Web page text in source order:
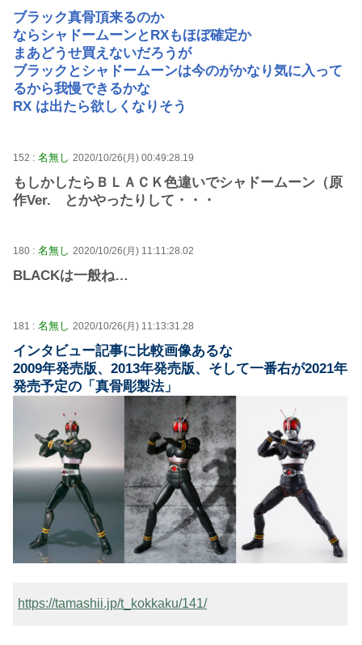
ブラック真骨頂来るのか
ならシャドームーンとRXもほぼ確定か
まあどうせ買えないだろうが
ブラックとシャドームーンは今のがかなり気に入って
るから我慢できるかな
RX は出たら欲しくなりそう
152 : 名無し 2020/10/26(月) 00:49:28.19
もしかしたらＢＬＡＣＫ色違いでシャドームーン（原
作Ver. とかやったりして・・・
180 : 名無し 2020/10/26(月) 11:11:28.02
BLACKは一般ね…
181 : 名無し 2020/10/26(月) 11:13:31.28
インタビュー記事に比較画像あるな
2009年発売版、2013年発売版、そして一番右が2021年
発売予定の「真骨彫製法」
https://tamashii.jp/t_kokkaku/141/